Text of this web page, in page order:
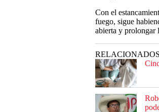
Con el
fuego, sigue
abierta y prolongar
RELACIONADOS